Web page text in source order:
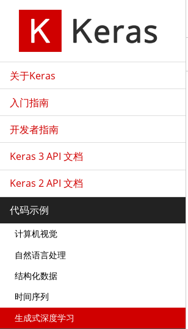
关于Keras
入门指南
开发者指南
Keras 3 API 文档
Keras 2 API 文档
代码示例
计算机视觉
自然语言处理
结构化数据
时间序列
生成式深度学习